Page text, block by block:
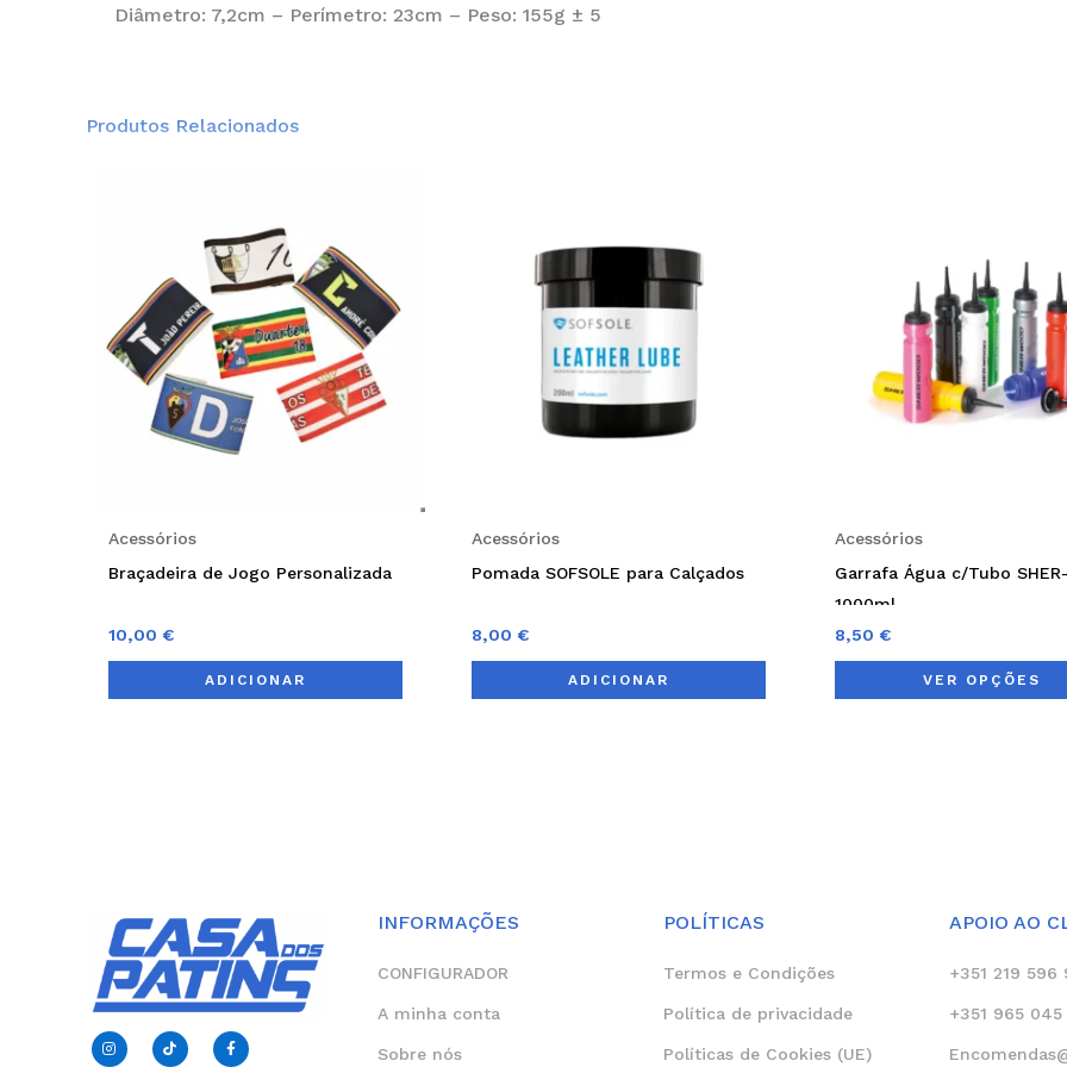
Diâmetro: 7,2cm – Perímetro: 23cm – Peso: 155g ± 5
Produtos Relacionados
Acessórios
Braçadeira de Jogo Personalizada
10,00 €
ADICIONAR
Acessórios
Pomada SOFSOLE para Calçados
8,00 €
ADICIONAR
Acessórios
Garrafa Água c/Tubo SHER-
1000ml
8,50 €
VER OPÇÕES
I
n
T
i
F
a
INFORMAÇÕES
CONFIGURADOR
A minha conta
Sobre nós
POLÍTICAS
Termos e Condições
Política de privacidade
Políticas de Cookies (UE)
APOIO AO
+351 219
+351 965